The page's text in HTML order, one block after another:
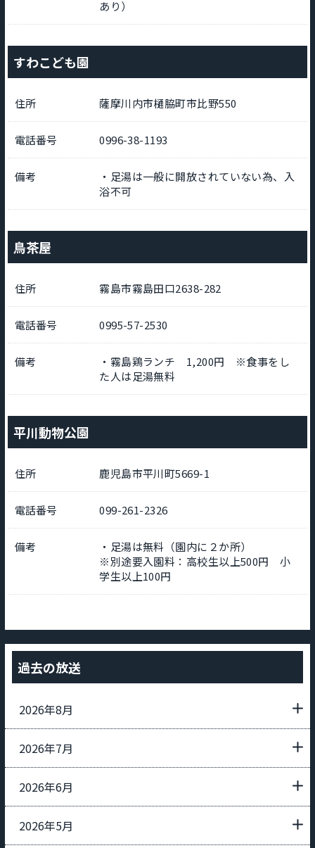
あり）
すわこども園
住所 薩摩川内市樋脇町市比野550
電話番号 0996-38-1193
備考
・足湯は一般に開放されていない為、入
浴不可
鳥茶屋
住所 霧島市霧島田口2638-282
電話番号 0995-57-2530
備考
・霧島鶏ランチ 1,200円 ※食事をし
た人は足湯無料
平川動物公園
住所 鹿児島市平川町5669-1
電話番号 099-261-2326
備考
・足湯は無料（園内に２か所）
※別途要入園料：高校生以上500円 小
学生以上100円
過去の放送
2026年8月
2026年7月
2026年6月
2026年5月